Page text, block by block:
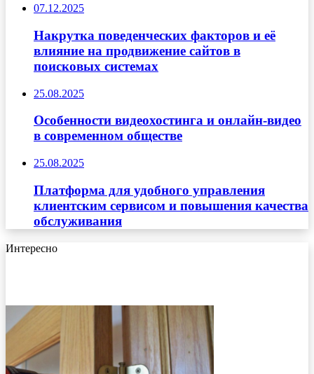
07.12.2025
Накрутка поведенческих факторов и её
влияние на продвижение сайтов в
поисковых системах
25.08.2025
Особенности видеохостинга и онлайн-видео
в современном обществе
25.08.2025
Платформа для удобного управления
клиентским сервисом и повышения качества
обслуживания
Интересно